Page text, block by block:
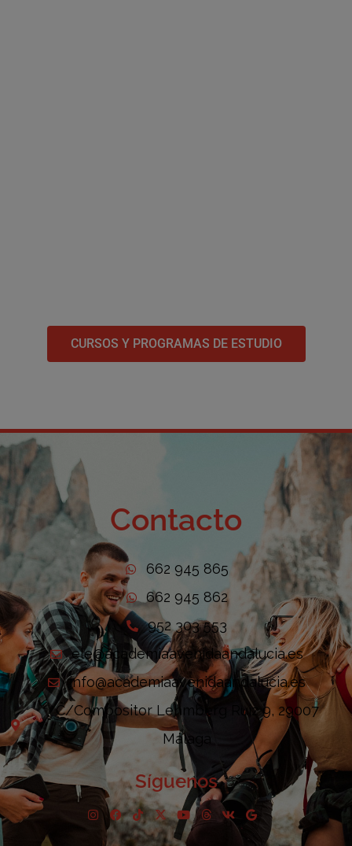
CURSOS Y PROGRAMAS DE ESTUDIO
Contacto
662 945 865
662 945 862
952 303 553
ele@academiaavenidaandalucia.es
info@academiaavenidaandalucia.es
C/Compositor Lehmberg Ruiz 9, 29007
Málaga
Síguenos